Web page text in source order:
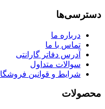
دسترسی‌ها
درباره ما
تماس با ما
آدرس دفاتر گارانتی
سوالات متداول
شرایط و قوانین
محصولات